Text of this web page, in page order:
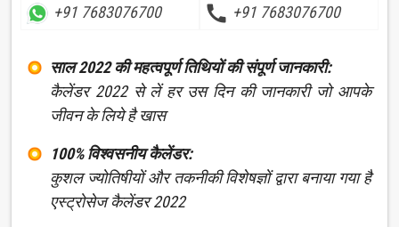
+91 7683076700 call +91 7683076700
साल 2022 की महत्वपूर्ण तिथियों की संपूर्ण जानकारी:
कैलेंडर 2022 से लें हर उस दिन की जानकारी जो आपके
जीवन के लिये है खास
100% विश्वसनीय कैलेंडर:
कुशल ज्योतिषीयों और तकनीकी विशेषज्ञों द्वारा बनाया गया है
एस्ट्रोसेज कैलेंडर 2022